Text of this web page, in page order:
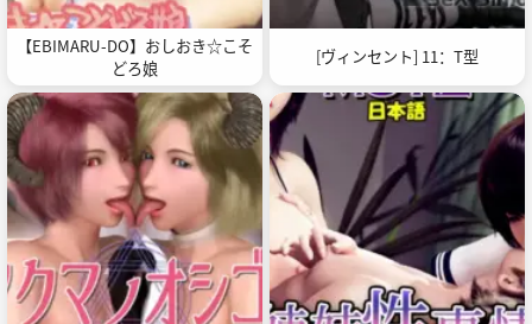
【EBIMARU-DO】おしおき☆こそ
どろ娘
[ヴィンセント] 11：T型